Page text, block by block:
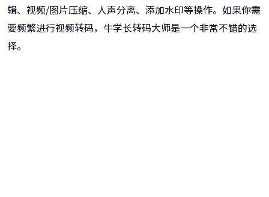
辑、视频/图片压缩、人声分离、添加水印等操作。如果你需
要频繁进行视频转码，牛学长转码大师是一个非常不错的选
择。